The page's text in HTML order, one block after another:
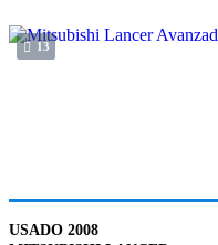
13
USADO 2008